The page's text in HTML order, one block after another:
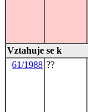
Vztahuje se k
61/1988 ??